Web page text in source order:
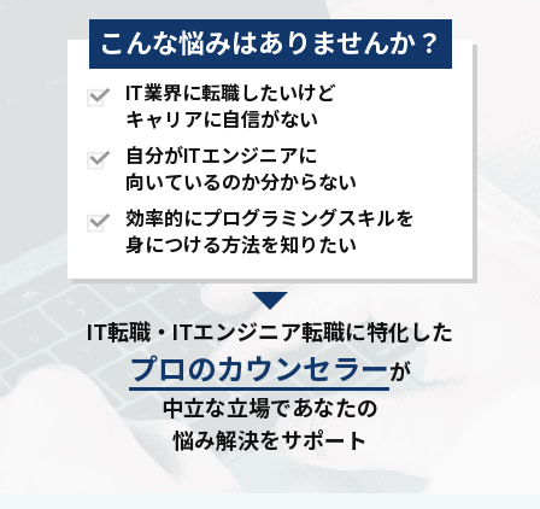
こんな悩みはありませんか？
IT業界に転職したいけど
キャリアに自信がない
自分がITエンジニアに
向いているのか分からない
効率的にプログラミングスキルを
身につける方法を知りたい
IT転職・ITエンジニア転職に特化した
プロのカウンセラーが
中立な立場であなたの
悩み解決をサポート